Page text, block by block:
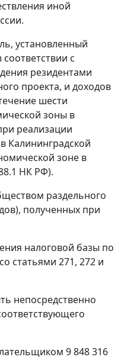
иной
установленный
с
резидентами
проекта, и доходов
шести
зоны в
реализации
Калининградской
зоне в
НК РФ).
раздельного
полученных при
налоговой базы по
статьями 271, 272 и
непосредственно
9 848 316